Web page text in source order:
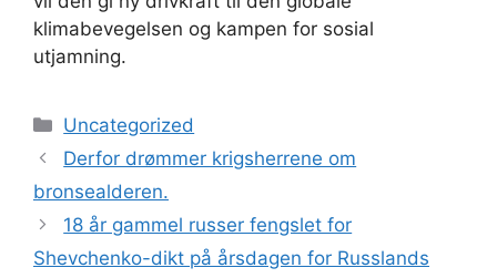
klimabevegelsen og kampen for sosial
utjamning.
Kategorier
Uncategorized
Derfor drømmer krigsherrene om
bronsealderen.
18 år gammel russer fengslet for
Shevchenko-dikt på årsdagen for Russlands